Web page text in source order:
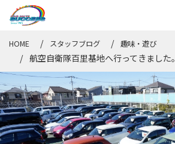
HOME スタッフブログ 趣味・遊び
航空自衛隊百里基地へ行ってきました。